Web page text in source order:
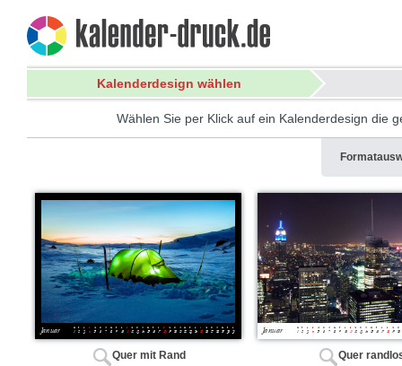
Kalenderdesign wählen
Wählen Sie per Klick auf ein Kalenderdesign die
Quer mit Rand Quer